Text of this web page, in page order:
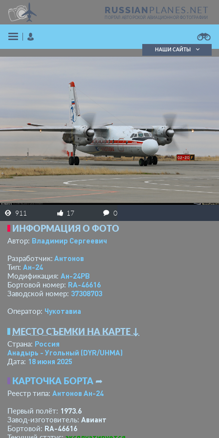
RUSSIAN PLANES.NET
ПОРТАЛ АВТОРСКОЙ АВИАЦИОННОЙ ФОТОГРАФИИ
ЗАРЕГИСТРИРОВАТЬСЯ
Кратко
НАШИ САЙТЫ
911 17 0
ИНФОРМАЦИЯ О ФОТО
Автор: Владимир Сергеевич
Разработчик: Антонов
Тип: Ан-24
Модификация: Ан-24РВ
Бортовой номер: RA-46616
Заводской номер: 37308703
Оператор: Чукотавиа
МЕСТО СЪЕМКИ НА КАРТЕ ↓
Страна: Россия
Анадырь - Угольный (DYR/UHMA)
Дата: 18 июня 2025
КАРТОЧКА БОРТА ➦
Реестр типа: Антонов Ан-24
Первый полёт: 1973.6
Завод-изготовитель: Авиант
Бортовой: RA-46616